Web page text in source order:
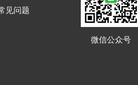
见问题
微信公众号